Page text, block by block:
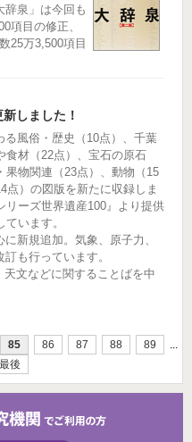
辞泉」は今回も
項目の修正、
25万3,500項目
しました！
風俗・歴史（10点）、千葉
食材（22点）、宝石の原石
果物関連（23点）、動物（15
点）の図版を新たに収録しま
リーズ世界遺産100』より提供
います。
新規追加。気象、原子力、
も行っています。
文などに関することばを中
85 86 87 88 89
...
最後